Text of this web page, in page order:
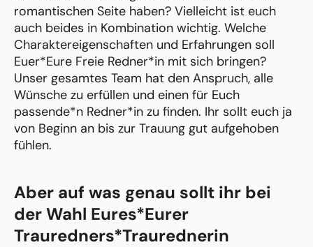
romantischen Seite haben? Vielleicht ist euch
auch beides in Kombination wichtig. Welche
Charaktereigenschaften und Erfahrungen soll
Euer*Eure Freie Redner*in mit sich bringen?
Unser gesamtes Team hat den Anspruch, alle
Wünsche zu erfüllen und einen für Euch
passende*n Redner*in zu finden. Ihr sollt euch ja
von Beginn an bis zur Trauung gut aufgehoben
fühlen.
Aber auf was genau sollt ihr bei
der Wahl Eures*Eurer
Trauredners*Traurednerin